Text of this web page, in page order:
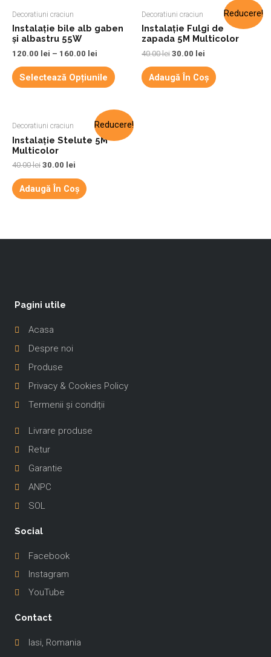
Decoratiuni craciun
Instalație bile alb gaben
și albastru 55W
120.00 lei – 160.00 lei
Selectează Opțiunile
Reducere!
Decoratiuni craciun
Instalație Fulgi de
zapada 5M Multicolor
40.00lei 30.00 lei
Adaugă În Coș
Reducere!
Decoratiuni craciun
Instalație Stelute 5M
Multicolor
40.00lei 30.00 lei
Adaugă În Coș
Pagini utile
Acasa
Despre noi
Produse
Privacy & Cookies Policy
Termenii și condiții
-
Livrare produse
Retur
Garantie
ANPC
SOL
Social
Facebook
Instagram
YouTube
Contact
Iasi, Romania